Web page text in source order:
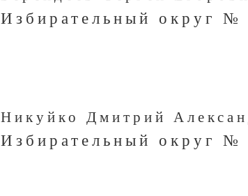
Избирательный округ №
Никуйко Дмитрий
Избирательный округ №